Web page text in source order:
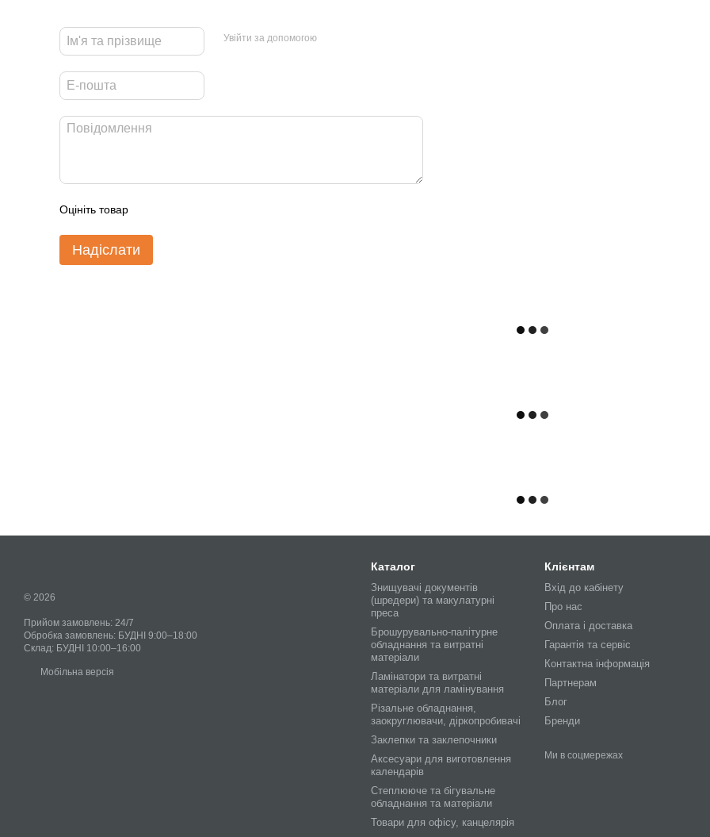
Увійти за допомогою
Оцініть товар
Надіслати
© 2026
Прийом замовлень: 24/7
Обробка замовлень: БУДНІ 9:00–18:00
Склад: БУДНІ 10:00–16:00
Мобільна версія
Каталог
Знищувачі документів
(шредери) та макулатурні
преса
Брошурувально-палітурне
обладнання та витратні
матеріали
Ламінатори та витратні
матеріали для ламінування
Різальне обладнання,
заокруглювачи, діркопробивачі
Заклепки та заклепочники
Аксесуари для виготовлення
календарів
Степлююче та бігувальне
обладнання та матеріали
Товари для офісу, канцелярія
Клієнтам
Вхід до кабінету
Про нас
Оплата і доставка
Гарантія та сервіс
Контактна інформація
Партнерам
Блог
Бренди
Ми в соцмережах